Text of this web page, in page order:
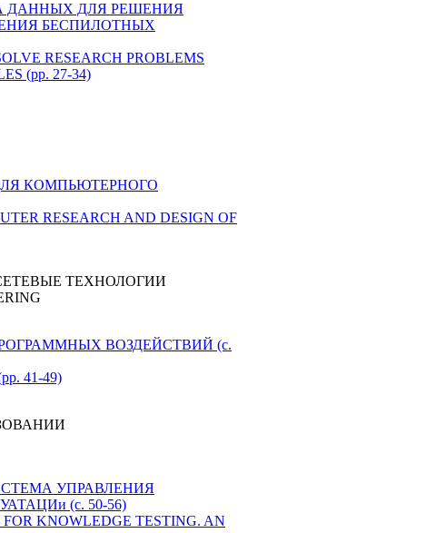
ДАННЫХ ДЛЯ РЕШЕНИЯ
БЕСПИЛОТНЫХ
RESEARCH PROBLEMS
(pp. 27-34)
КОМПЬЮТЕРНОГО
RESEARCH AND DESIGN OF
ТЕХНОЛОГИИ
ВОЗДЕЙСТВИЙ (c.
41-49)
УПРАВЛЕНИЯ
(c. 50-56)
FOR KNOWLEDGE TESTING. AN